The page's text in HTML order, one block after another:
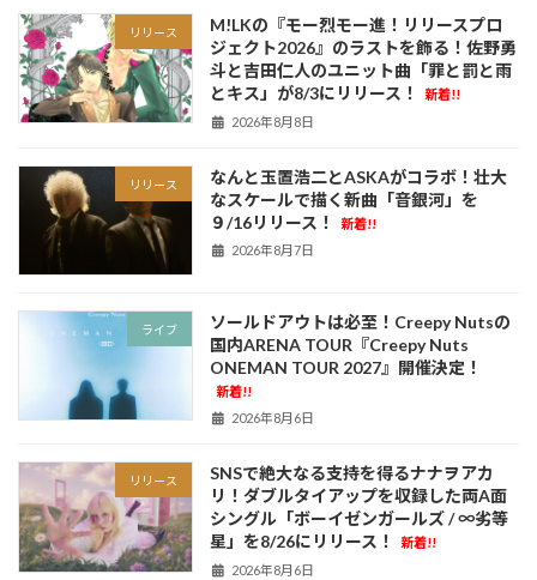
リリース
M!LKの『モー烈モー進！リリースプロ
ジェクト2026』のラストを飾る！佐野勇
斗と吉田仁人のユニット曲「罪と罰と雨
とキス」が8/3にリリース！
新着!!
2026年8月8日
リリース
なんと玉置浩二とASKAがコラボ！壮大
なスケールで描く新曲「音銀河」を
９/16リリース！
新着!!
2026年8月7日
ライブ
ソールドアウトは必至！Creepy Nutsの
国内ARENA TOUR『Creepy Nuts
ONEMAN TOUR 2027』開催決定！
新着!!
2026年8月6日
リリース
SNSで絶大なる支持を得るナナヲアカ
リ！ダブルタイアップを収録した両A面
シングル「ボーイゼンガールズ / ∞劣等
星」を8/26にリリース！
新着!!
2026年8月6日